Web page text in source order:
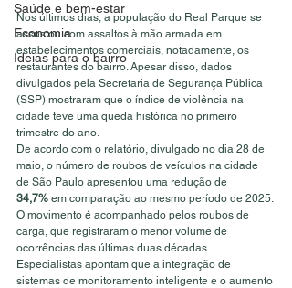
Saúde e bem-estar
Economia
Ideias para o bairro
Nos últimos dias, a população do Real Parque se
assustou com assaltos à mão armada em
estabelecimentos comerciais, notadamente, os
restaurantes do bairro. Apesar disso, dados
divulgados pela Secretaria de Segurança Pública
(SSP) mostraram que o índice de violência na
cidade teve uma queda histórica no primeiro
trimestre do ano.
De acordo com o relatório, divulgado no dia 28 de
maio, o número de roubos de veículos na cidade
de São Paulo apresentou uma redução de
34,7% em comparação ao mesmo período de 2025.
O movimento é acompanhado pelos roubos de
carga, que registraram o menor volume de
ocorrências das últimas duas décadas.
Especialistas apontam que a integração de
sistemas de monitoramento inteligente e o aumento